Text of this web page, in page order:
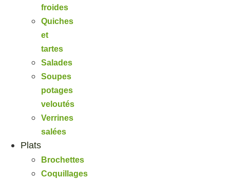
froides
Quiches
et
tartes
Salades
Soupes
potages
veloutés
Verrines
salées
Plats
Brochettes
Coquillages